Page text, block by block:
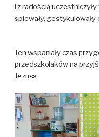
i z radością uczestniczyły
śpiewały, gestykulowały
Ten wspaniały czas
przedszkolaków na
Jezusa.